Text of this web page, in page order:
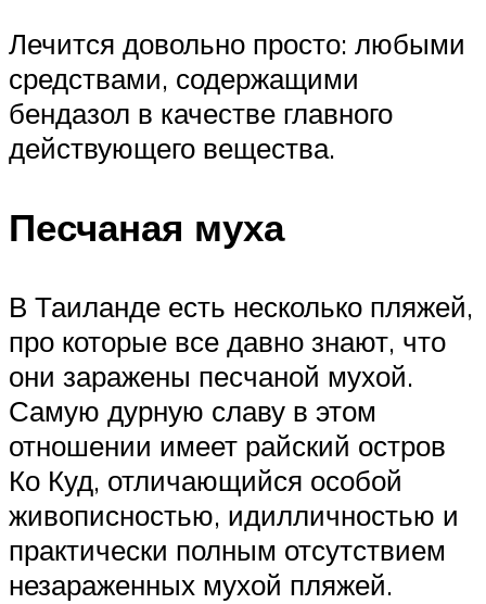
Лечится довольно просто: любыми
средствами, содержащими
бендазол в качестве главного
действующего вещества.
Песчаная муха
В Таиланде есть несколько пляжей,
про которые все давно знают, что
они заражены песчаной мухой.
Самую дурную славу в этом
отношении имеет райский остров
Ко Куд, отличающийся особой
живописностью, идилличностью и
практически полным отсутствием
незараженных мухой пляжей.